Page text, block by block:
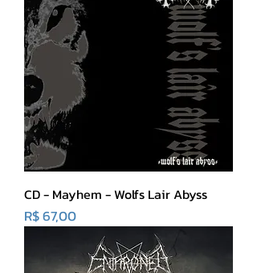
CD - Mayhem - Wolfs Lair Abyss
Preço
R$ 67,00